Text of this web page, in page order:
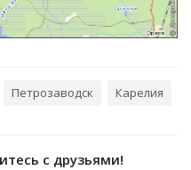
Петрозаводск Карелия
с друзьями!